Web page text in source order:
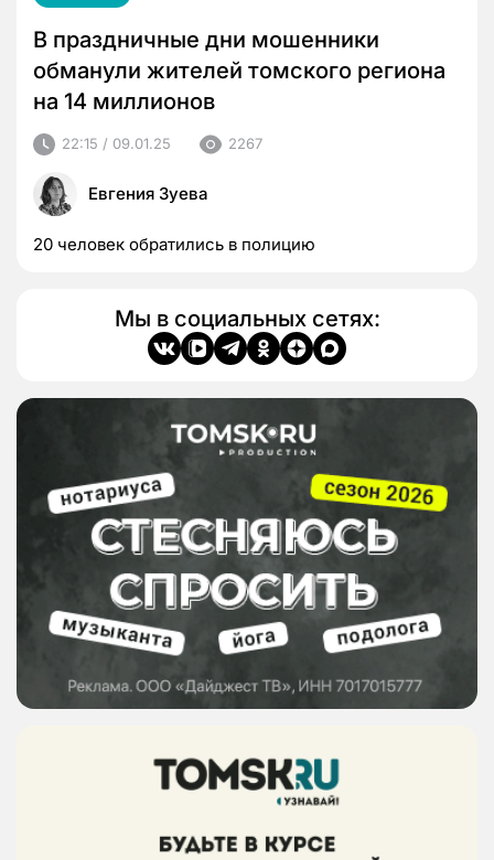
В праздничные дни мошенники
обманули жителей томского региона
на 14 миллионов
22:15 / 09.01.25 2267
Евгения Зуева
20 человек обратились в полицию
Мы в социальных сетях: